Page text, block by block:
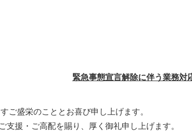
緊急事態宣言解除に伴う業務対
ご盛栄のこととお喜び申し上げます。
支援・ご高配を賜り、厚く御礼申し上げます。